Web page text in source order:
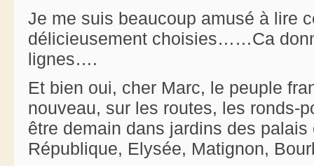
Je me suis beaucoup amusé à lire
délicieusement choisies……Ca
lignes….
Et bien oui, cher Marc, le peuple
nouveau, sur les routes, les ronds-
être demain dans jardins des
République, Elysée, Matignon,